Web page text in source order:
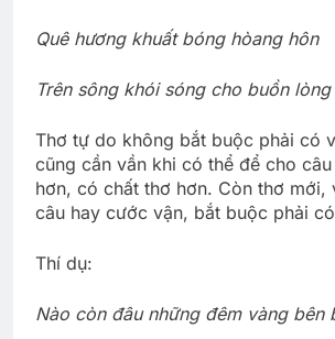
Quê hương khuất bóng hòang hôn
Trên sông khói sóng cho buồn lòng
Thơ tự do không bắt buộc phải có
cũng cần vần khi có thể để cho
hơn, có chất thơ hơn. Còn thơ mới,
câu hay cước vận, bắt buộc phải
Thí dụ:
Nào còn đâu những đêm vàng bên